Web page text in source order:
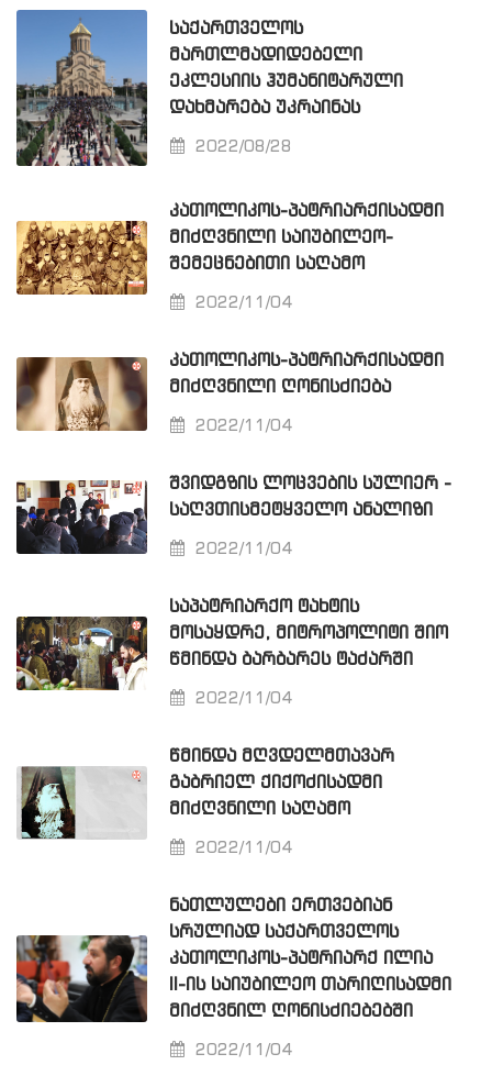
ᲡᲐᲥᲐᲠᲗᲕᲔᲚᲝᲡ
ᲛᲐᲠᲗᲚᲛᲐᲓᲘᲓᲔᲑᲔᲚᲘ
ᲔᲙᲚᲔᲡᲘᲘᲡ ᲰᲣᲛᲐᲜᲘᲢᲐᲠᲣᲚᲘ
ᲓᲐᲮᲛᲐᲠᲔᲑᲐ ᲣᲙᲠᲐᲘᲜᲐᲡ
2022/08/28
ᲙᲐᲗᲝᲚᲘᲙᲝᲡ-ᲞᲐᲢᲠᲘᲐᲠᲥᲘᲡᲐᲓᲛᲘ
ᲛᲘᲫᲦᲕᲜᲘᲚᲘ ᲡᲐᲘᲣᲑᲘᲚᲔᲝ-
ᲨᲔᲛᲔᲪᲜᲔᲑᲘᲗᲘ ᲡᲐᲦᲐᲛᲝ
2022/11/04
ᲙᲐᲗᲝᲚᲘᲙᲝᲡ-ᲞᲐᲢᲠᲘᲐᲠᲥᲘᲡᲐᲓᲛᲘ
ᲛᲘᲫᲦᲕᲜᲘᲚᲘ ᲦᲝᲜᲘᲡᲫᲘᲔᲑᲐ
2022/11/04
ᲨᲕᲘᲓᲒᲖᲘᲡ ᲚᲝᲪᲕᲔᲑᲘᲡ ᲡᲣᲚᲘᲔᲠ -
ᲡᲐᲦᲕᲗᲘᲡᲛᲔᲢᲧᲕᲔᲚᲝ ᲐᲜᲐᲚᲘᲖᲘ
2022/11/04
ᲡᲐᲞᲐᲢᲠᲘᲐᲠᲥᲝ ᲢᲐᲮᲢᲘᲡ
ᲛᲝᲡᲐᲧᲓᲠᲔ, ᲛᲘᲢᲠᲝᲞᲝᲚᲘᲢᲘ ᲨᲘᲝ
ᲬᲛᲘᲜᲓᲐ ᲑᲐᲠᲑᲐᲠᲔᲡ ᲢᲐᲫᲐᲠᲨᲘ
2022/11/04
ᲬᲛᲘᲜᲓᲐ ᲛᲦᲕᲓᲔᲚᲛᲗᲐᲕᲐᲠ
ᲒᲐᲑᲠᲘᲔᲚ ᲥᲘᲥᲝᲫᲘᲡᲐᲓᲛᲘ
ᲛᲘᲫᲦᲕᲜᲘᲚᲘ ᲡᲐᲦᲐᲛᲝ
2022/11/04
ᲜᲐᲗᲚᲣᲚᲔᲑᲘ ᲔᲠᲗᲕᲔᲑᲘᲐᲜ
ᲡᲠᲣᲚᲘᲐᲓ ᲡᲐᲥᲐᲠᲗᲕᲔᲚᲝᲡ
ᲙᲐᲗᲝᲚᲘᲙᲝᲡ-ᲞᲐᲢᲠᲘᲐᲠᲥ ᲘᲚᲘᲐ
II-ᲘᲡ ᲡᲐᲘᲣᲑᲘᲚᲔᲝ ᲗᲐᲠᲘᲦᲘᲡᲐᲓᲛᲘ
ᲛᲘᲫᲦᲕᲜᲘᲚ ᲦᲝᲜᲘᲡᲫᲘᲔᲑᲔᲑᲨᲘ
2022/11/04